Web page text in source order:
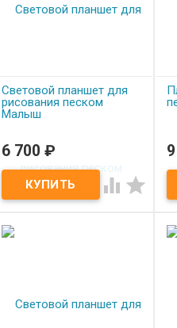
Световой планшет для
рисования песком
Малыш
Под заказ
Световой планшет для
рисования песком Малыш
6 700 ₽
 